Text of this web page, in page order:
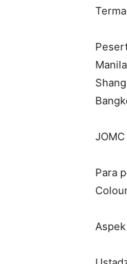
Para